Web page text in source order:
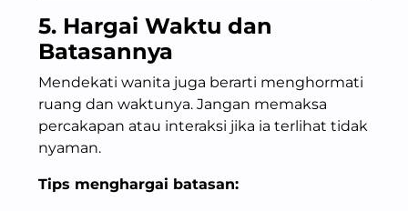
5. Hargai Waktu dan
Batasannya
Mendekati wanita juga berarti menghormati
ruang dan waktunya. Jangan memaksa
percakapan atau interaksi jika ia terlihat tidak
nyaman.
Tips menghargai batasan: